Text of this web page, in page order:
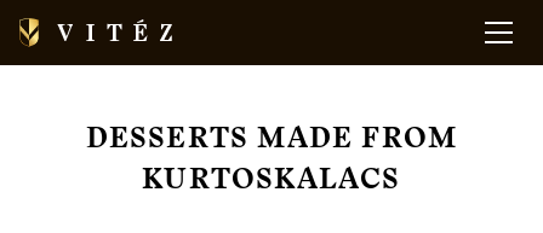
DESSERTS MADE FROM
KURTOSKALACS